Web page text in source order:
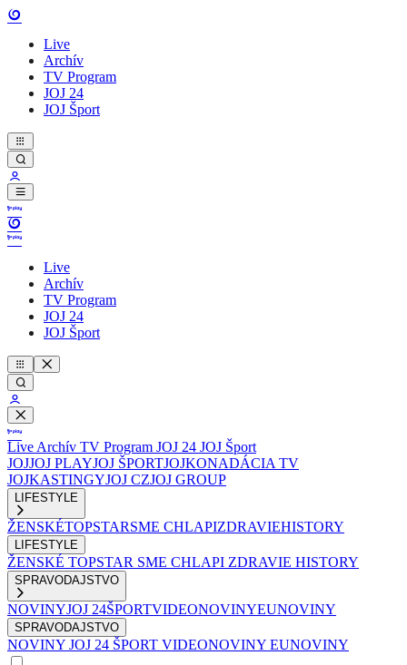
Live
Archív
TV Program
JOJ 24
JOJ Šport
Live
Archív
TV Program
JOJ 24
JOJ Šport
Live Archív TV Program JOJ 24 JOJ Šport
JOJJOJ PLAYJOJ ŠPORTJOJKONADÁCIA TV
JOJKASTINGYJOJ CZJOJ GROUP
LIFESTYLE
ŽENSKÉTOPSTARSME CHLAPIZDRAVIEHISTORY
LIFESTYLE
ŽENSKÉ TOPSTAR SME CHLAPI ZDRAVIE HISTORY
SPRAVODAJSTVO
NOVINYJOJ 24ŠPORTVIDEONOVINYEUNOVINY
SPRAVODAJSTVO
NOVINY JOJ 24 ŠPORT VIDEONOVINY EUNOVINY